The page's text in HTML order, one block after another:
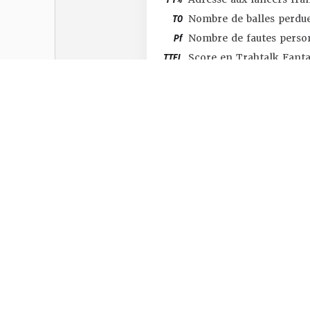
TO Nombre de balles
Pf Nombre de fautes
TTFL Score en Trahtalk